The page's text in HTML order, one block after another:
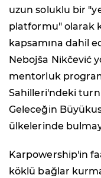
uzun soluklu bir
platformu" olarak
kapsamına dahil
Nebojša Nikčević
mentorluk
Sahilleri'ndeki
Geleceğin
ülkelerinde
Karpowership'in
köklü bağlar